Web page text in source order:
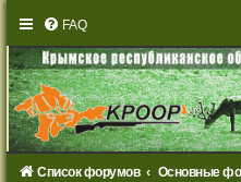
FAQ
Список форумов
Основные